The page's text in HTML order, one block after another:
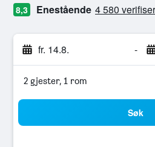
8,3 Enestående 4 580
fr. 14.8. -
2 gjester, 1 rom
Søk